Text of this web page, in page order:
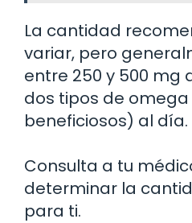
La cantidad
variar, pero
entre 250 y 500 mg
dos tipos de omega
beneficiosos) al día.
Consulta a tu
determinar la
para ti.